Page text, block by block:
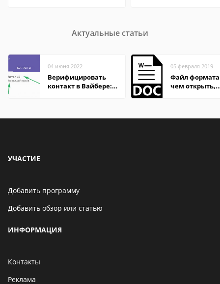
Актуальные статьи
04 июня 2022
Верифицировать
контакт в Вайбере:
05 февраля 2019
Файл формата
чем открыть,
УЧАСТИЕ
Добавить программу
Добавить обзор или статью
ИНФОРМАЦИЯ
Контакты
Реклама